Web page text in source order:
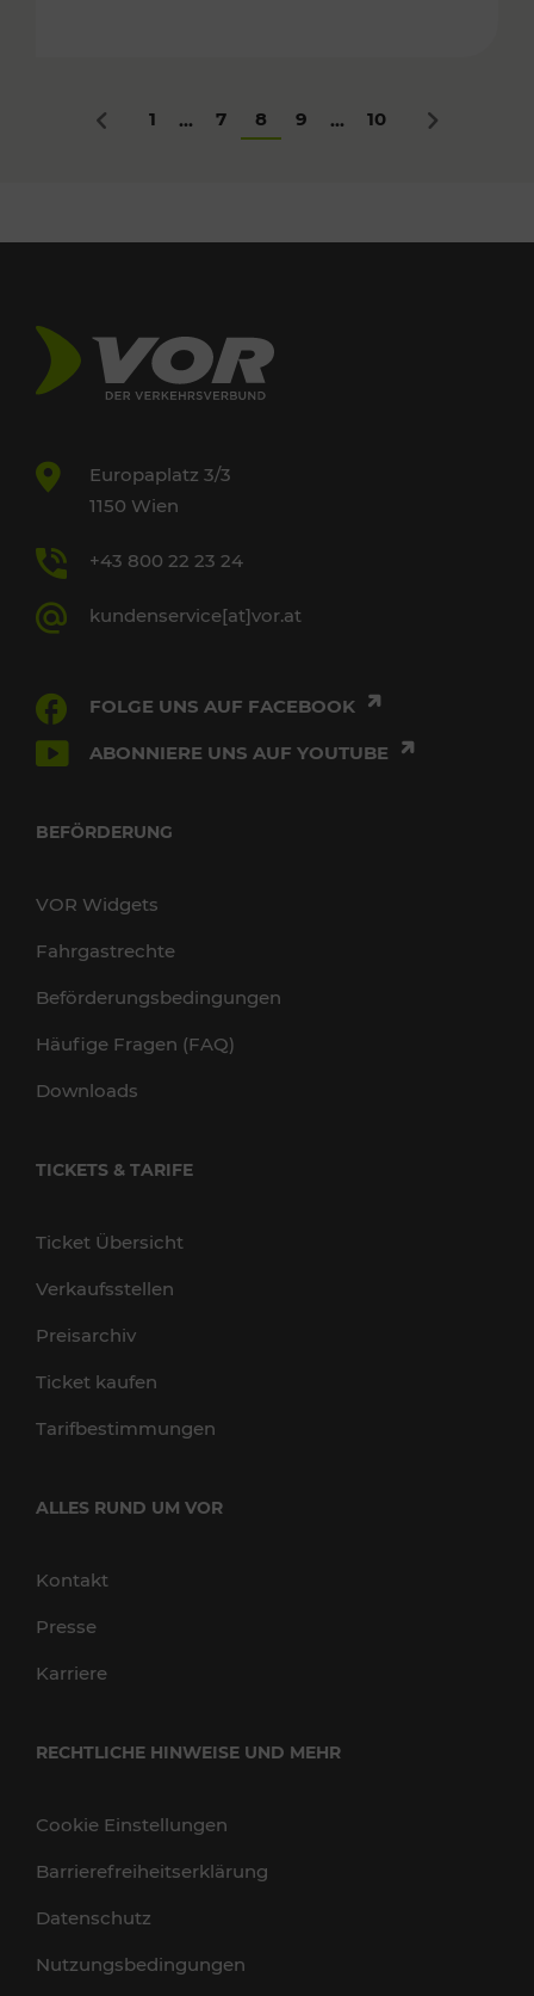
Zurück
1 ... 7 8 9 ... 10 Nächstes
Europaplatz 3/3
1150 Wien
+43 800 22 23 24
kundenservice[at]vor.at
FOLGE UNS AUF FACEBOOK
ABONNIERE UNS AUF YOUTUBE
BEFÖRDERUNG
VOR Widgets
Fahrgastrechte
Beförderungsbedingungen
Häufige Fragen (FAQ)
Downloads
TICKETS & TARIFE
Ticket Übersicht
Verkaufsstellen
Preisarchiv
Ticket kaufen
Tarifbestimmungen
ALLES RUND UM VOR
Kontakt
Presse
Karriere
RECHTLICHE HINWEISE UND MEHR
Cookie Einstellungen
Barrierefreiheitserklärung
Datenschutz
Nutzungsbedingungen